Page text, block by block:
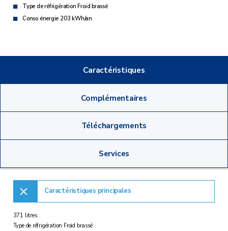
Type de réfrigération Froid brassé
Conso énergie 203 kWh/an
Caractéristiques
Complémentaires
Téléchargements
Services
Caractéristiques principales
371 litres
Type de réfrigération Froid brassé